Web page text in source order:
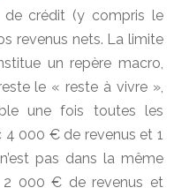
de crédit (y compris le
revenus nets. La limite
un repère macro,
le « reste à vivre »,
une fois toutes les
4 000 € de revenus et 1
pas dans la même
2 000 € de revenus et